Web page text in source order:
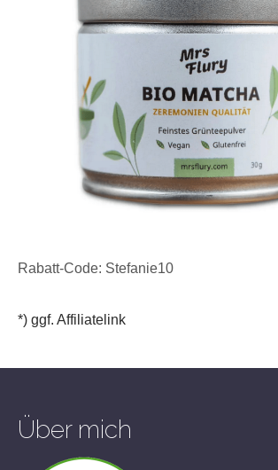
Rabatt-Code: Stefanie10
*) ggf. Affiliatelink
Über mich